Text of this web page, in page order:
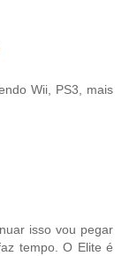
Wii, PS3, mais
isso vou pegar
tempo. O Elite é